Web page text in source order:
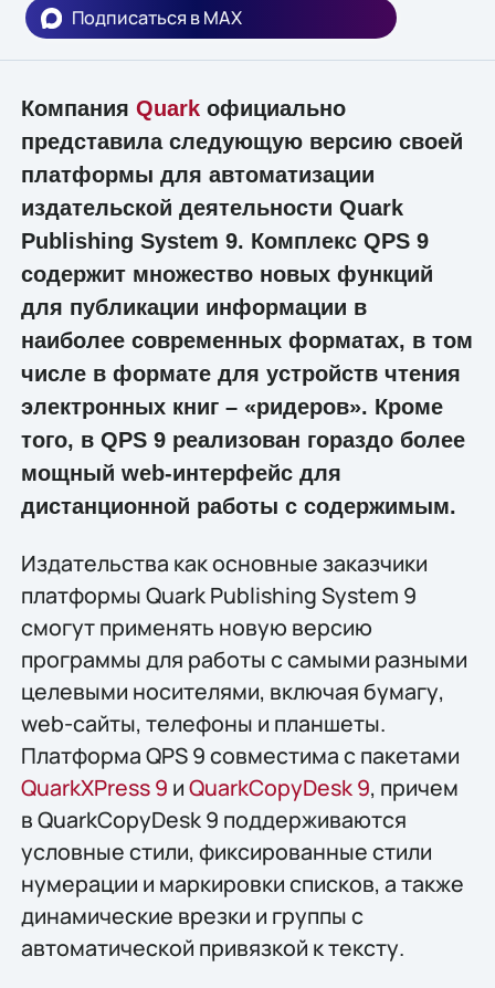
Подписаться в MAX
Компания Quarkофициально
представила следующую версию своей
платформы для автоматизации
издательской деятельности Quark
Publishing System 9. Комплекс QPS 9
содержит множество новых функций
для публикации информации в
наиболее современных форматах, в том
числе в формате для устройств чтения
электронных книг – «ридеров». Кроме
того, в QPS 9 реализован гораздо более
мощный web-интерфейс для
дистанционной работы с содержимым.
Издательства как основные заказчики
платформы Quark Publishing System 9
смогут применять новую версию
программы для работы с самыми разными
целевыми носителями, включая бумагу,
web-сайты, телефоны и планшеты.
Платформа QPS 9 совместима с пакетами
QuarkXPress 9 иQuarkCopyDesk 9, причем
в QuarkCopyDesk 9 поддерживаются
условные стили, фиксированные стили
нумерации и маркировки списков, а также
динамические врезки и группы с
автоматической привязкой к тексту.